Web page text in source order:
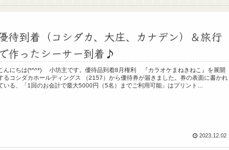
待到着（コシダカ、大庄、カナデン）＆旅行
作ったシーサー到着♪
んにちは(*^^*) 小坊主です。優待品到着8月権利 『カラオケまねきねこ』を展開
るコシダカホールディングス （2157）から優待券が届きました。券の表面に書かれ
いる、「1回のお会計で最大5000円（5名）までご利用可能」はプリント...
2023.12.02